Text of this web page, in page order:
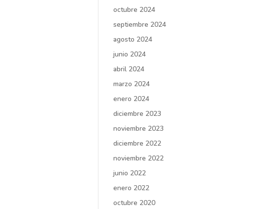
octubre 2024
septiembre 2024
agosto 2024
junio 2024
abril 2024
marzo 2024
enero 2024
diciembre 2023
noviembre 2023
diciembre 2022
noviembre 2022
junio 2022
enero 2022
octubre 2020